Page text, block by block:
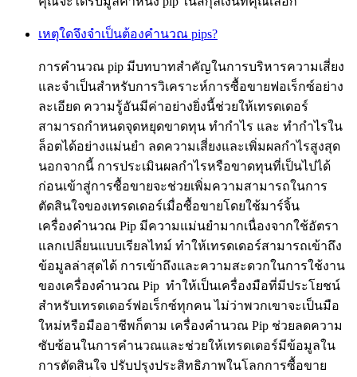
เหตุใดจึงจำเป็นต้องคำนวณ pips?
การคำนวณ pip มีบทบาทสำคัญในการบริหารความเสี่ยง
และจำเป็นสำหรับการวิเคราะห์การซื้อขายฟอเร็กซ์อย่าง
ละเอียด ความรู้อันมีค่าอย่างยิ่งนี้ช่วยให้เทรดเดอร์
สามารถกำหนดจุดหยุดขาดทุน ทำกำไร และ ทำกำไรใน
ล็อตได้อย่างแม่นยำ ลดความเสี่ยงและเพิ่มผลกำไรสูงสุด
นอกจากนี้ การประเมินผลกำไรหรือขาดทุนที่เป็นไปได้
ก่อนเข้าสู่การซื้อขายจะช่วยเพิ่มความสามารถในการ
ตัดสินใจของเทรดเดอร์เมื่อซื้อขายโดยใช้มาร์จิ้น
เครื่องคำนวณ Pip มีความแม่นยำมากเนื่องจากใช้อัตรา
แลกเปลี่ยนแบบเรียลไทม์ ทำให้เทรดเดอร์สามารถเข้าถึง
ข้อมูลล่าสุดได้ การเข้าถึงและความสะดวกในการใช้งาน
ของเครื่องคำนวณ Pip ทำให้เป็นเครื่องมือที่มีประโยชน์
สำหรับเทรดเดอร์ฟอเร็กซ์ทุกคน ไม่ว่าพวกเขาจะเป็นมือ
ใหม่หรือมืออาชีพก็ตาม เครื่องคำนวณ Pip ช่วยลดความ
ซับซ้อนในการคำนวณและช่วยให้เทรดเดอร์มีข้อมูลใน
การตัดสินใจ ปรับปรุงประสิทธิภาพในโลกการซื้อขาย